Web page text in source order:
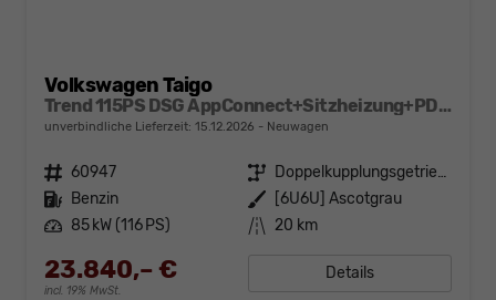
Volkswagen Taigo
Trend 115PS DSG AppConnect+Sitzheizung+PDC+Alu16+LED+DAB+FrontAssist
unverbindliche Lieferzeit: 15.12.2026 Neuwagen
Fahrzeugnr. 60947 Getriebe
Doppelkupplungsgetriebe (DSG)
Kraftstoff Benzin Außenfarbe
[6U6U] Ascotgrau
Leistung 85 kW (116 PS) Kilometerstand 20 km
23.840,– €
incl. 19% MwSt.
Details